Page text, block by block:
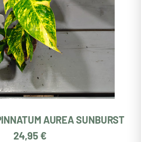
AUREA SUNBURST
24,95 €